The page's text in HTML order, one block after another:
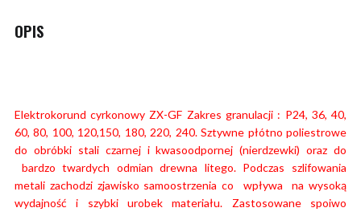
OPIS
Elektrokorund cyrkonowy ZX-GF Zakres granulacji : P24, 36, 40,
60, 80, 100, 120,150, 180, 220, 240. Sztywne płótno poliestrowe
do obróbki stali czarnej i kwasoodpornej (nierdzewki) oraz do
bardzo twardych odmian drewna litego. Podczas szlifowania
metali zachodzi zjawisko samoostrzenia co wpływa na wysoką
wydajność i szybki urobek materiału. Zastosowane spoiwo